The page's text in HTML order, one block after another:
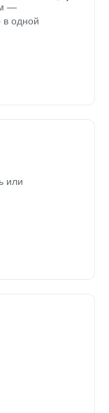
—
в одной
или